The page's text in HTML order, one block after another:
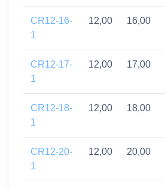
CR12-16-
1
12,00 16,00
CR12-17-
1
12,00 17,00
CR12-18-
1
12,00 18,00
CR12-20-
1
12,00 20,00